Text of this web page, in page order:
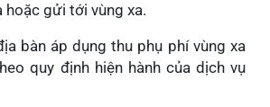
gửi tới vùng xa.
bàn áp dụng thu phụ phí vùng xa
quy định hiện hành của dịch vụ